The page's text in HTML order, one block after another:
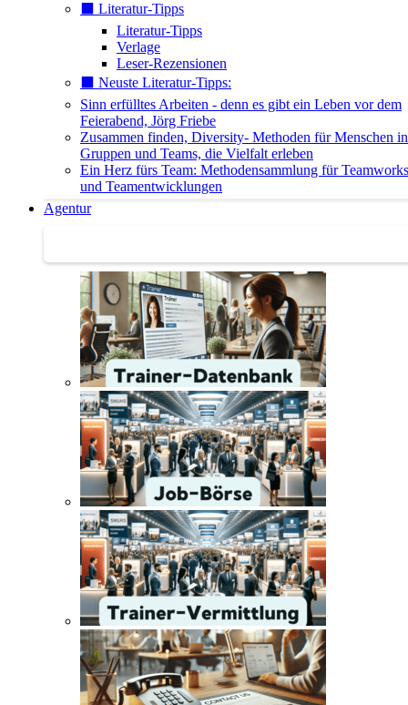
⬛️ Literatur-Tipps
Literatur-Tipps
Verlage
Leser-Rezensionen
⬛️ Neuste Literatur-Tipps:
Sinn erfülltes Arbeiten - denn es gibt ein Leben vor dem
Feierabend, Jörg Friebe
Zusammen finden, Diversity- Methoden für Menschen in
Gruppen und Teams, die Vielfalt erleben
Ein Herz fürs Team: Methodensammlung für
und Teamentwicklungen
Agentur